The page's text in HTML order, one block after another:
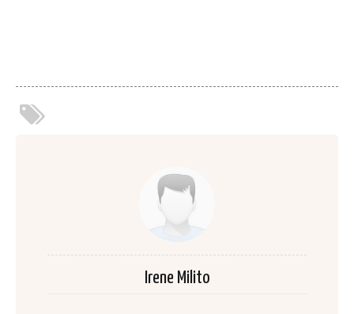
Irene Milito